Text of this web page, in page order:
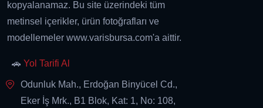
kopyalanamaz. Bu site üzerindeki tüm
metinsel içerikler, ürün fotoğrafları ve
modellemeler www.varisbursa.com'a aittir.
🚗 Yol Tarifi Al
Odunluk Mah., Erdoğan Binyücel Cd.,
Eker İş Mrk., B1 Blok, Kat: 1, No: 108,